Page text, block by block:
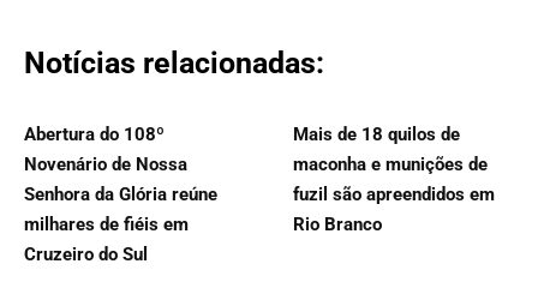
Notícias relacionadas:
Abertura do 108º
Novenário de Nossa
Senhora da Glória reúne
milhares de fiéis em
Cruzeiro do Sul
Mais de 18 quilos de
maconha e munições de
fuzil são apreendidos em
Rio Branco